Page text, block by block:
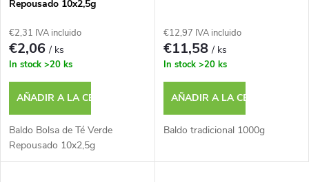
Repousado 10x2,5g
€2,31 IVA incluido
€2,06/ ks
In stock >20 ks
AÑADIR A LA CESTA
Baldo Bolsa de Té Verde
Repousado 10x2,5g
€12,97 IVA incluido
€11,58/ ks
In stock >20 ks
AÑADIR A LA CESTA
Baldo tradicional 1000g